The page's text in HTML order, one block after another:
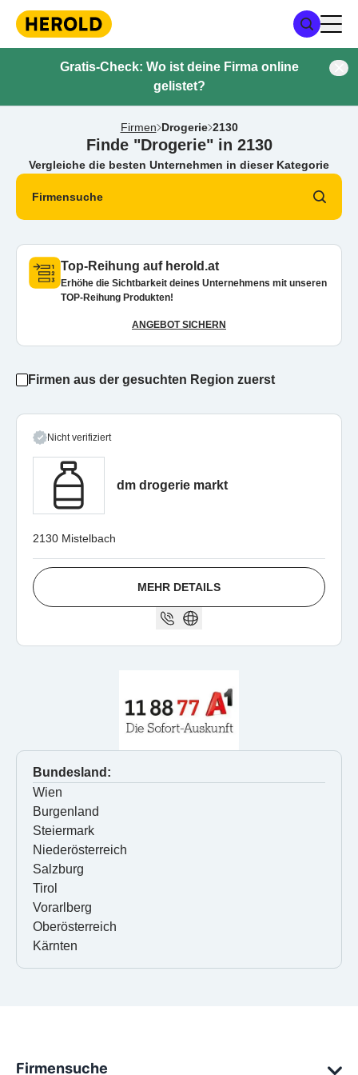
Gratis-Check: Wo ist deine Firma online
gelistet?
Firmen Drogerie 2130
Finde "Drogerie" in 2130
Vergleiche die besten Unternehmen in dieser Kategorie
Firmensuche
Top-Reihung auf herold.at
Erhöhe die Sichtbarkeit deines Unternehmens mit unseren
TOP-Reihung Produkten!
ANGEBOT SICHERN
Firmen aus der gesuchten Region zuerst
Nicht verifiziert
dm drogerie markt
2130 Mistelbach
MEHR DETAILS
Bundesland:
Wien
Burgenland
Steiermark
Niederösterreich
Salzburg
Tirol
Vorarlberg
Oberösterreich
Kärnten
Firmensuche